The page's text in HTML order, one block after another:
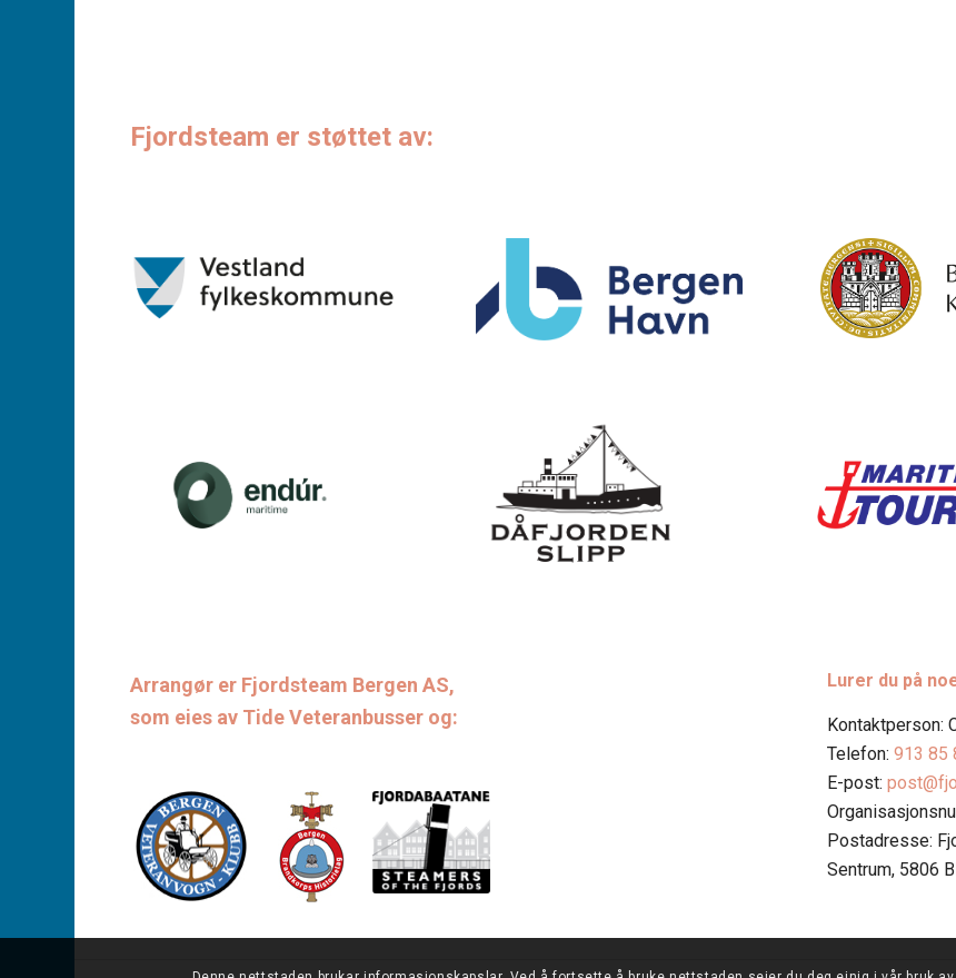
Fjordsteam er støttet av:
Arrangør er Fjordsteam Bergen AS,
som eies av Tide Veteranbusser og:
Lurer du på
Kontaktperson:
Telefon:913 85
E-post:
Postadresse:
Sentrum, 5806